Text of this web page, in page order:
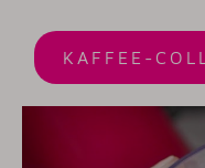
KAFFEE-